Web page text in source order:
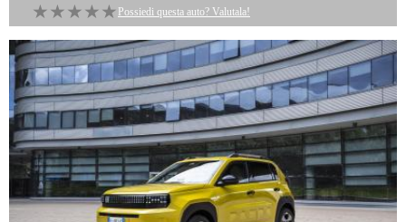
★★★★★
★★★★★ Possiedi questa auto? Valutala!